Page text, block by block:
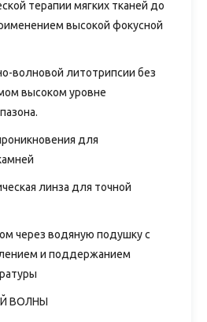
терапии мягких тканей до
высокой фокусной
волновой литотрипсии без
высоком уровне
для
линза для точной
через водяную подушку с
и поддержанием
ВОЛНЫ